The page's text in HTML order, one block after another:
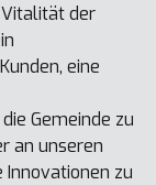
der
eine
Gemeinde zu
an unseren
zu